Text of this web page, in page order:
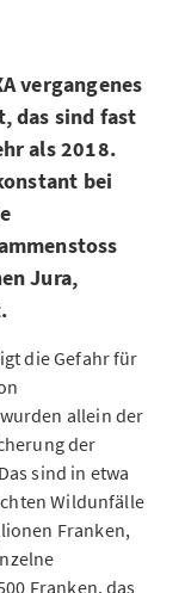
vergangenes
das sind fast
als 2018.
bei
Jura,
die Gefahr für
allein der
der
sind in etwa
Wildunfälle
Franken,
Franken, das